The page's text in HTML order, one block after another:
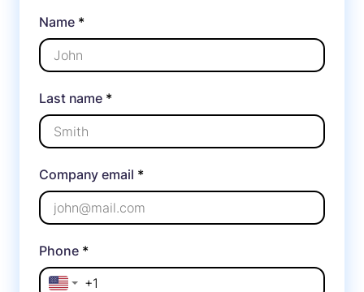
Name *
Last name *
Company email *
Phone *